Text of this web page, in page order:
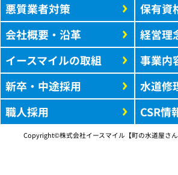
悪質業者対策
会社概要・沿革
イースマイルの取組
新卒・中途採用
職人採用
保有資
経営理
事業内
水道修
CSR情
Copyright©株式会社イースマイル【町の水道屋さ